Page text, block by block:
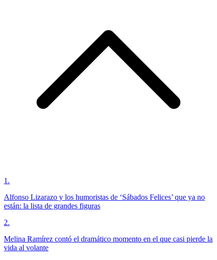
1 .
Alfonso Lizarazo y los humoristas de ‘Sábados Felices’ que ya no
están: la lista de grandes figuras
2.
Melina Ramírez contó el dramático momento en el que casi pierde la
vida al volante